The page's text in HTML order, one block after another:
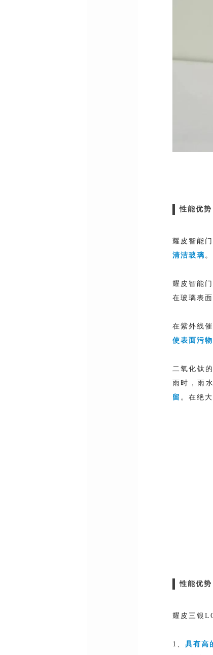
性能优势
耀皮智能
清洁玻璃
耀皮智能
在玻璃表
在紫外线
使表面污
二氧化钛
雨时，雨
留 。在绝
性能优势
耀皮三银
1、 具有高